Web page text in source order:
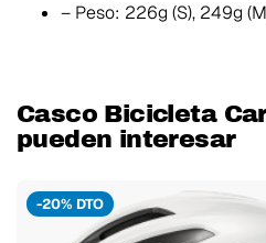
– Peso: 226g (S), 249g
Casco Bicicleta
pueden interesar
-20% DTO